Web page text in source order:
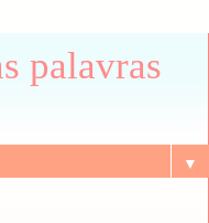
palavras
▼